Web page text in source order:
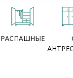
РАСПАШНЫЕ